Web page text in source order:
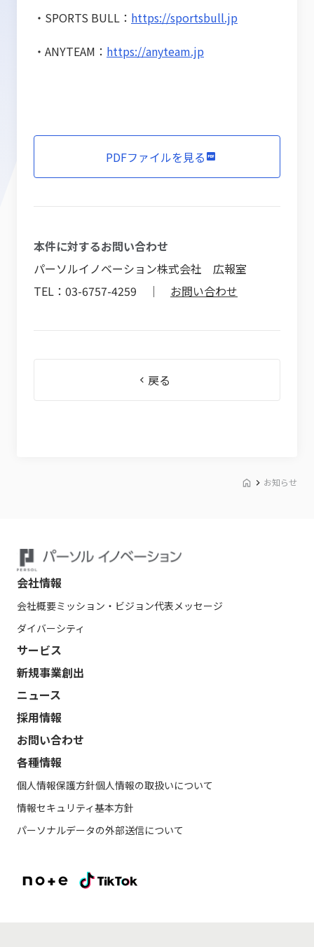
・SPORTS BULL： https://sportsbull.jp
・ANYTEAM： https://anyteam.jp
PDFファイルを見る
本件に対するお問い合わせ
パーソルイノベーション株式会社 広報室
TEL：03-6757-4259 ｜ お問い合わせ
戻る
お知らせ
会社情報
会社概要ミッション・ビジョン代表メッセージ
ダイバーシティ
サービス
新規事業創出
ニュース
採用情報
お問い合わせ
各種情報
個人情報保護方針個人情報の取扱いについて
情報セキュリティ基本方針
パーソナルデータの外部送信について